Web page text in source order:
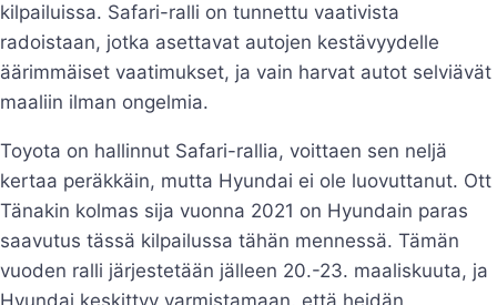
kilpailuissa. Safari-ralli on tunnettu vaativista
radoistaan, jotka asettavat autojen kestävyydelle
äärimmäiset vaatimukset, ja vain harvat autot selviävät
maaliin ilman ongelmia.
Toyota on hallinnut Safari-rallia, voittaen sen neljä
kertaa peräkkäin, mutta Hyundai ei ole luovuttanut. Ott
Tänakin kolmas sija vuonna 2021 on Hyundain paras
saavutus tässä kilpailussa tähän mennessä. Tämän
vuoden ralli järjestetään jälleen 20.-23. maaliskuuta, ja